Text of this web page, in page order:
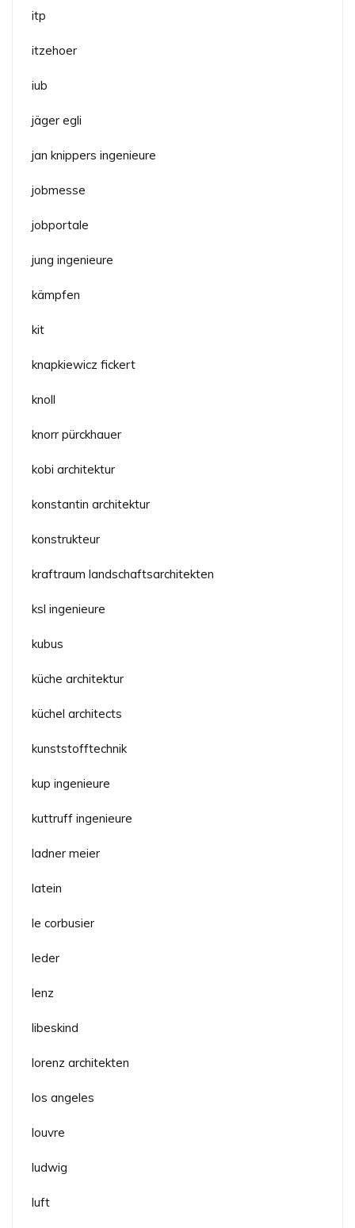
itp
itzehoer
iub
jäger egli
jan knippers ingenieure
jobmesse
jobportale
jung ingenieure
kämpfen
kit
knapkiewicz fickert
knoll
knorr pürckhauer
kobi architektur
konstantin architektur
konstrukteur
kraftraum landschaftsarchitekten
ksl ingenieure
kubus
küche architektur
küchel architects
kunststofftechnik
kup ingenieure
kuttruff ingenieure
ladner meier
latein
le corbusier
leder
lenz
libeskind
lorenz architekten
los angeles
louvre
ludwig
luft